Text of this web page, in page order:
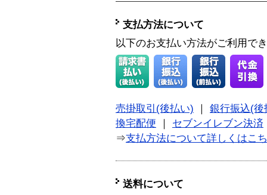
支払方法について
以下のお支払い方法がご利用で
売掛取引(後払い)
銀行振込(後
換宅配便
セブンイレブン決済
⇒支払方法について詳しくはこ
送料について